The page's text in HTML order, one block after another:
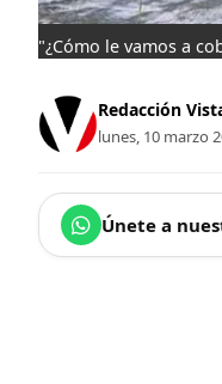
"¿Cómo le vamos a
Redacción
lunes, 10 marzo
Únete a